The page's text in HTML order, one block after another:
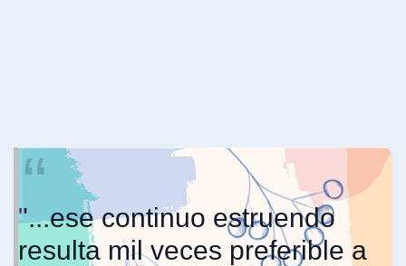
"...ese continuo estruendo
resulta mil veces preferible a